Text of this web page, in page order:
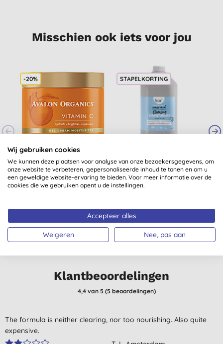
Misschien ook iets voor jou
-20%
Avalon Organics
Intense Defence
Olievrije Moisturiser
(3)
STAPELKORTING
Handzeep Zonder
Geurstoffen 5L
( 15)
Klantbeoordelingen
4,4van 5 (5 beoordelingen)
The formula is neither clearing, nor too nourishing. Also quite
expensive.
Wij gebruiken cookies
We kunnen deze plaatsen voor analyse van onze bezoekersgegevens, om
onze website te verbeteren, gepersonaliseerde inhoud te tonen en om u
een geweldige website-ervaring te bieden. Voor meer informatie over de
cookies die we gebruiken opent u de instellingen.
Accepteer alles
Weigeren Nee, pas aan